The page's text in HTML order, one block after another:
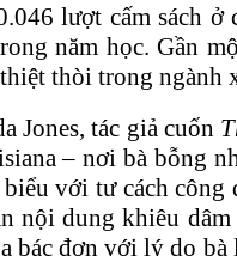
lượt cấm sách
năm học. Gần
thòi trong ngành
Jones, tác giả cuốn
– nơi bà bỗng
với tư cách
dung khiêu
đơn với lý do